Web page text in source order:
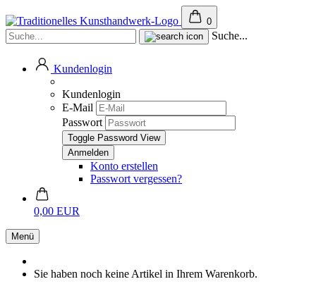
0
Suche...
Kundenlogin
Kundenlogin
E-Mail
Passwort
Toggle Password View
Konto erstellen
Passwort vergessen?
0,00 EUR
Menü
Sie haben noch keine Artikel in Ihrem Warenkorb.